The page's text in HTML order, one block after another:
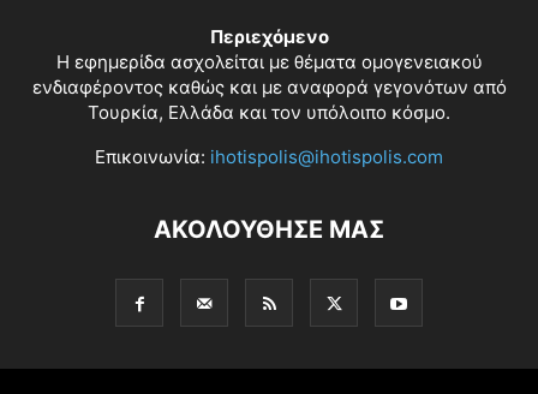
Περιεχόμενο
Η εφημερίδα ασχολείται με θέματα ομογενειακού
ενδιαφέροντος καθώς και με αναφορά γεγονότων από
Τουρκία, Ελλάδα και τον υπόλοιπο κόσμο.
Επικοινωνία: ihotispolis@ihotispolis.com
ΑΚΟΛΟΥΘΗΣΕ ΜΑΣ